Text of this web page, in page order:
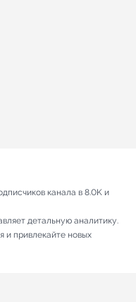
канала в 8.0K и
детальную аналитику.
и привлекайте новых